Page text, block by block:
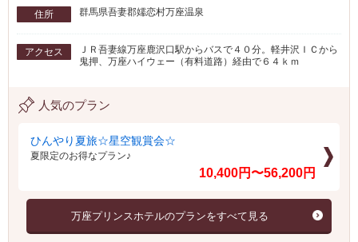
住所 群馬県吾妻郡嬬恋村万座温泉
アクセス
ＪＲ吾妻線万座鹿沢口駅からバスで４０分。軽井沢ＩＣから
鬼押、万座ハイウェー（有料道路）経由で６４ｋｍ
人気のプラン
ひんやり夏旅☆星空観賞会☆
夏限定のお得なプラン♪
10,400円〜56,200円
万座プリンスホテルのプランをすべて見る